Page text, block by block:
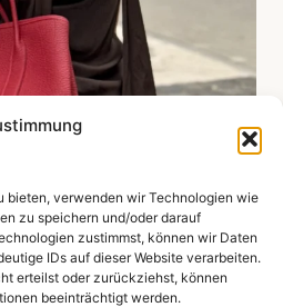
bieten, verwenden wir Technologien wie
zu speichern und/oder darauf
zustimmst, können wir Daten
IDs auf dieser Website verarbeiten.
erteilst oder zurückziehst, können
beeinträchtigt werden.
zeigen ...